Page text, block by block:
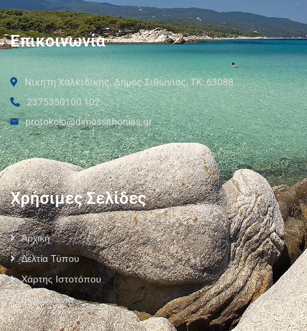
Επικοινωνία
Νικήτη Χαλκιδικής, Δήμος Σιθωνίας, ΤΚ: 63088
2375350100 102
protokolo@dimossithonias.gr
Χρήσιμες Σελίδες
Αρχική
Δελτία Τύπου
Χάρτης Ιστοτόπου
Επικοινωνία